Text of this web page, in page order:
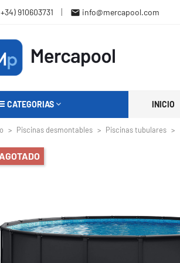
910603731 |  info@mercapool.com
CATEGORIAS INICIO
Piscinas desmontables Piscinas tubulares
AGOTADO